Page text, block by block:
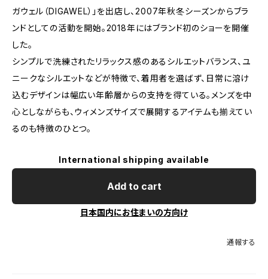
ガウェル（DIGAWEL）」を出店し、2007年秋冬シーズンからブラ
ンドとしての活動を開始。2018年にはブランド初のショーを開催
した。
シンプルで洗練されたリラックス感のあるシルエットバランス、ユ
ニークなシルエットなどが特徴で、着用者を選ばず、日常に溶け
込むデザインは幅広い年齢層からの支持を得ている。メンズを中
心としながらも、ウィメンズサイズで展開するアイテムも揃えてい
るのも特徴のひとつ。
International shipping available
Add to cart
日本国内にお住まいの方向け
通報する